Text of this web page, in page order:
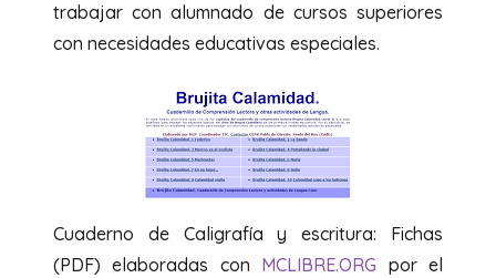
trabajar con alumnado de cursos superiores
con necesidades educativas especiales.
Cuaderno de Caligrafía y escritura: Fichas
(PDF) elaboradas con MCLIBRE.ORG por el